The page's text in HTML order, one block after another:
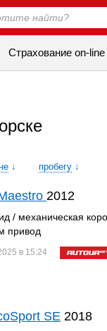
Cтрахование on-line
↓ пробегу ↓
2012
/ механическая
привод
в 15:24
SE 2018